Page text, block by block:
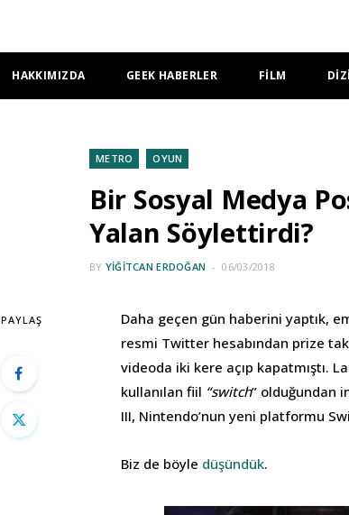
HAKKIMIZDA GEEK HABERLER FİLM DİZİ
METRO OYUN
Bir Sosyal Medya
Yalan Söylettirdi?
BY YIĞITCAN ERDOĞAN 06/03/2018
PAYLAŞ Daha geçen gün haberini yaptık,
resmi Twitter hesabından prize
videoda iki kere açıp kapatmıştı.
kullanılan fiil “switch” olduğundan
III, Nintendo’nun yeni platformu
Biz de böyle düşündük.